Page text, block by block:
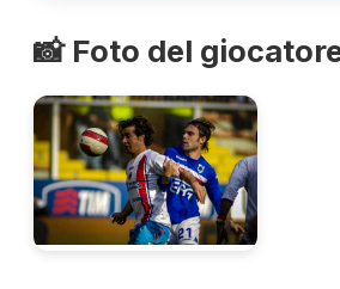
📸 Foto del